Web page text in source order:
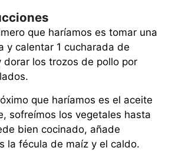
que haríamos es tomar una
y calentar 1 cucharada de
dorar los trozos de pollo por
que haríamos es el aceite
sofreímos los vegetales hasta
bien cocinado, añade
la fécula de maíz y el caldo.